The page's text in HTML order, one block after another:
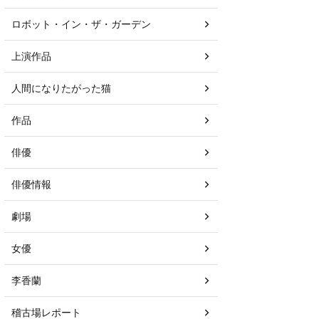
ロボット・イン・ザ・ガーデン
上演作品
人間になりたがった猫
作品
俳優
俳優情報
劇場
女優
李香蘭
稽古場レポート